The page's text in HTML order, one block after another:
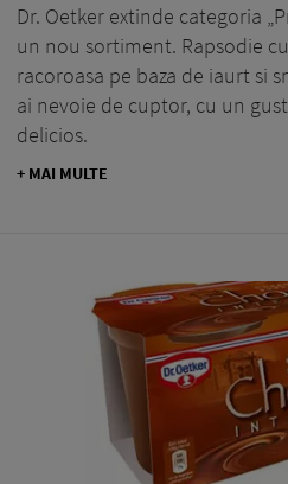
Dr. Oetker extinde categoria
un nou sortiment. Rapsodie
racoroasa pe baza de iaurt si
ai nevoie de cuptor, cu un
delicios.
+ MAI MULTE